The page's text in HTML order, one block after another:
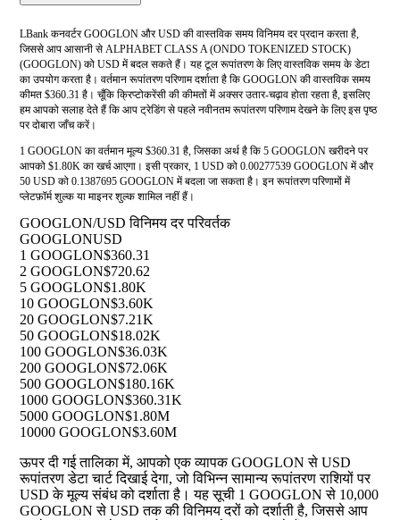
LBank कनवर्टर GOOGLON और USD की वास्तविक समय विनिमय दर प्रदान करता है,
जिससे आप आसानी से ALPHABET CLASS A (ONDO TOKENIZED STOCK)
(GOOGLON) को USD में बदल सकते हैं। यह टूल रूपांतरण के लिए वास्तविक समय के डेटा
का उपयोग करता है। वर्तमान रूपांतरण परिणाम दर्शाता है कि GOOGLON की वास्तविक समय
कीमत $360.31 है। चूँकि क्रिप्टोकरेंसी की कीमतों में अक्सर उतार-चढ़ाव होता रहता है, इसलिए
हम आपको सलाह देते हैं कि आप ट्रेडिंग से पहले नवीनतम रूपांतरण परिणाम देखने के लिए इस पृष्ठ
पर दोबारा जाँच करें।
1 GOOGLON का वर्तमान मूल्य $360.31 है, जिसका अर्थ है कि 5 GOOGLON खरीदने पर
आपको $1.80K का खर्च आएगा। इसी प्रकार, 1 USD को 0.00277539 GOOGLON में और
50 USD को 0.1387695 GOOGLON में बदला जा सकता है। इन रूपांतरण परिणामों में
प्लेटफ़ॉर्म शुल्क या माइनर शुल्क शामिल नहीं हैं।
GOOGLON/USD विनिमय दर परिवर्तक
GOOGLONUSD
1 GOOGLON$360.31
2 GOOGLON$720.62
5 GOOGLON$1.80K
10 GOOGLON$3.60K
20 GOOGLON$7.21K
50 GOOGLON$18.02K
100 GOOGLON$36.03K
200 GOOGLON$72.06K
500 GOOGLON$180.16K
1000 GOOGLON$360.31K
5000 GOOGLON$1.80M
10000 GOOGLON$3.60M
ऊपर दी गई तालिका में, आपको एक व्यापक GOOGLON से USD
रूपांतरण डेटा चार्ट दिखाई देगा, जो विभिन्न सामान्य रूपांतरण राशियों पर
USD के मूल्य संबंध को दर्शाता है। यह सूची 1 GOOGLON से 10,000
GOOGLON से USD तक की विनिमय दरों को दर्शाती है, जिससे आप